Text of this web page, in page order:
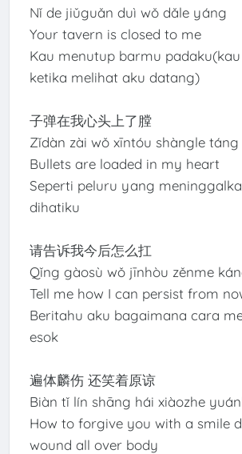
Nǐ de jiǔguǎn duì wǒ dǎle yáng
Your tavern is closed to me
Kau menutup barmu
ketika melihat aku datang)
子弹在我心头上了膛
Zǐdàn zài wǒ xīntóu shàngle táng
Bullets are loaded in my heart
Seperti peluru yang
dihatiku
请告诉我今后怎么扛
Qǐng gàosù wǒ jīnhòu zěnme
Tell me how I can persist from
Beritahu aku bagaimana cara
esok
遍体麟伤 还笑着原谅
Biàn tǐ lín shāng hái xiàozhe
How to forgive you with a smile
wound all over body